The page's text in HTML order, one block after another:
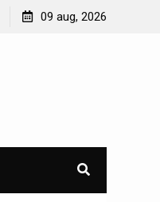
indeklima og
09 aug, 2026